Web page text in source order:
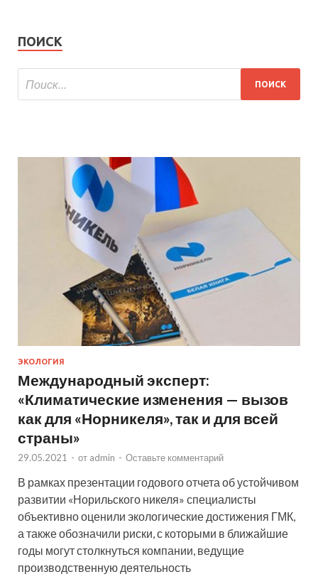
ПОИСК
ЭКОЛОГИЯ
Международный эксперт:
«Климатические изменения — вызов
как для «Норникеля», так и для всей
страны»
29.05.2021 - от admin - Оставьте комментарий
В рамках презентации годового отчета об устойчивом
развитии «Норильского никеля» специалисты
объективно оценили экологические достижения ГМК,
а также обозначили риски, с которыми в ближайшие
годы могут столкнуться компании, ведущие
производственную деятельность